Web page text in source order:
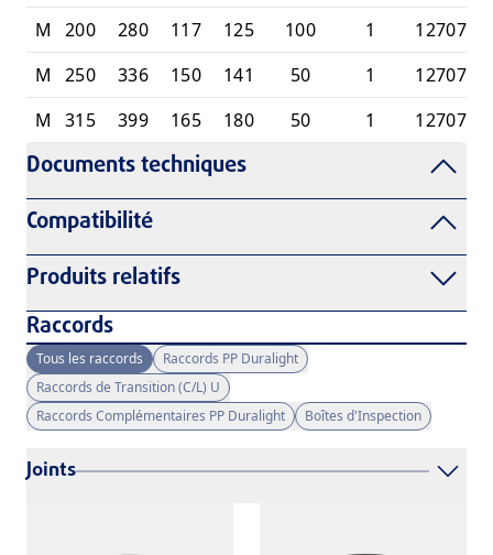
M
200 280 117 125 100 1
M
250 336 150 141 50 1
M
315 399 165 180 50 1
Documents techniques
Compatibilité
Produits relatifs
Raccords
Tous les raccords
Raccords PP Duralight
Raccords de Transition (C/L) U
Raccords Complémentaires PP Duralight
Boîtes d'Inspection
Joints